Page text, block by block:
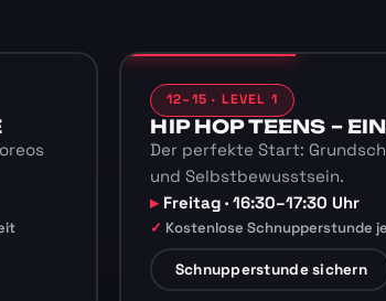
12–15 · LEVEL 1
HIP HOP TEENS –
Der perfekte Start:
und Selbstbewusstsein.
Freitag · 16:30–17:30 Uhr
Kostenlose Schnupperstunde
Schnupperstunde sichern